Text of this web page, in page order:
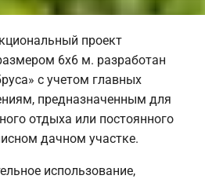
проект
6х6 м. разработан
с учетом главных
предназначенным для
отдыха или постоянного
дачном участке.
использование,